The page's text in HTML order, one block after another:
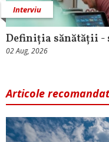
Interviu
Definiția sănătății -
02 Aug, 2026
Articole